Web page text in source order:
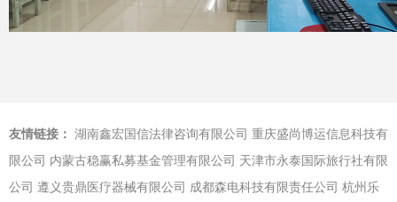
友情链接： 湖南鑫宏国信法律咨询有限公司 重庆盛尚博运信息科技有
限公司 内蒙古稳赢私募基金管理有限公司 天津市永泰国际旅行社有限
公司 遵义贵鼎医疗器械有限公司 成都森电科技有限责任公司 杭州乐